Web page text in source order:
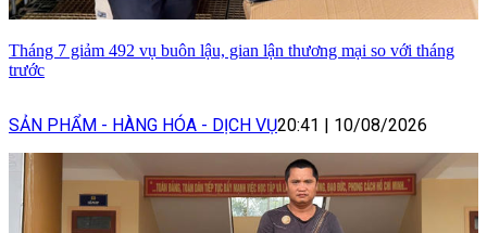
Tháng 7 giảm 492 vụ buôn lậu, gian lận thương mại so với tháng
trước
SẢN PHẨM - HÀNG HÓA - DỊCH VỤ20:41 | 10/08/2026